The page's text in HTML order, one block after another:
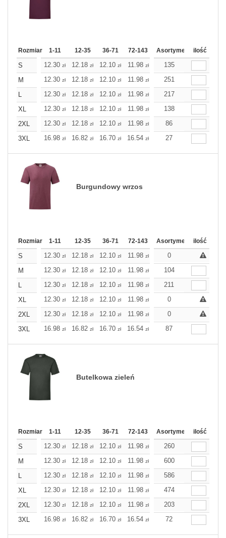
Rozmiar 1-11 12-35 36-71 72-143 144-287 288 Dodaj
Asortyment ilość
S 12.30 zł 12.18 zł 12.10 zł 11.98 zł 11.86zł
135
M
12.30 zł 12.18 zł 12.10 zł 11.98 zł 11.86
251
L
12.30 zł 12.18 zł 12.10 zł 11.98 zł 11.86zł
217
XL
12.30 zł 12.18 zł 12.10 zł 11.98 zł 11.86zł
138
2XL
12.30 zł 12.18 zł 12.10 zł 11.98 zł 11.86
86
3XL
16.98 zł 16.82 zł 16.70 zł 16.54 zł 16.38
27
Burgundowy wrzos
Rozmiar 1-11 12-35 36-71 72-143 144-287 288 Dodaj
Asortyment ilość
S 12.30 zł 12.18 zł 12.10 zł 11.98 zł 11.86 11.86zł
0
M
12.30 zł 12.18 zł 12.10 zł 11.98 zł 11.86zł
104
L
12.30 zł 12.18 zł 12.10 zł 11.98 zł 11.86
211
XL
12.30 zł 12.18 zł 12.10 zł 11.98 zł 11.86 11.86zł
0
2XL
12.30 zł 12.18 zł 12.10 zł 11.98 zł 11.86 11.86zł
0
3XL
16.98 zł 16.82 zł 16.70 zł 16.54 zł 16.38
87
Butelkowa zieleń
Rozmiar 1-11 12-35 36-71 72-143 144-287 288 Dodaj
Asortyment ilość
S 12.30 zł 12.18 zł 12.10 zł 11.98 zł 11.86zł
260
M
12.30 zł 12.18 zł 12.10 zł 11.98 zł 11.86zł
600
L
12.30 zł 12.18 zł 12.10 zł 11.98 zł 11.86zł
586
XL
12.30 zł 12.18 zł 12.10 zł 11.98 zł 11.86zł
474
2XL
12.30 zł 12.18 zł 12.10 zł 11.98 zł 11.86zł
203
3XL
16.98 zł 16.82 zł 16.70 zł 16.54 zł 16.38
72